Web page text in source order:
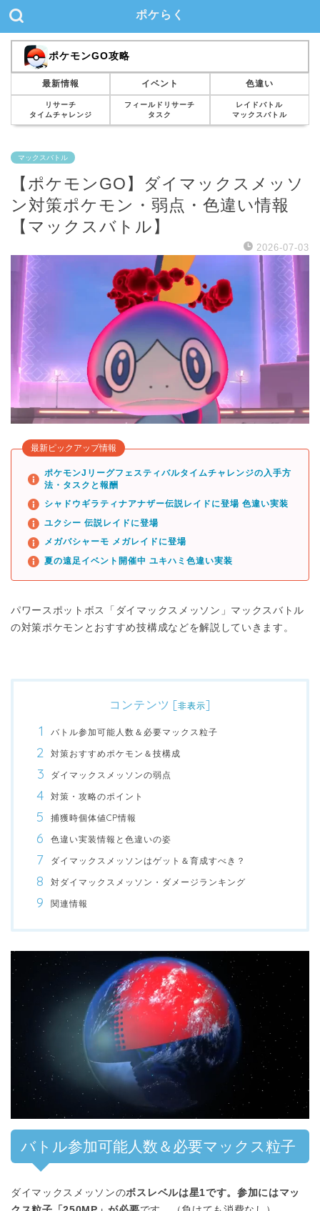
ポケらく
ポケモンGO攻略
最新情報 イベント 色違い
リサーチ
タイムチャレンジ
フィールドリサーチ
タスク
レイドバトル
マックスバトル
マックスバトル
【ポケモンGO】ダイマックスメッソ
ン対策ポケモン・弱点・色違い情報
【マックスバトル】
2026-07-03
最新ピックアップ情報
ポケモンJリーグフェスティバルタイムチャレンジの入手方
法・タスクと報酬
シャドウギラティナアナザー伝説レイドに登場 色違い実装
ユクシー 伝説レイドに登場
メガバシャーモ メガレイドに登場
夏の遠足イベント開催中 ユキハミ色違い実装
パワースポットボス「ダイマックスメッソン」マックスバトル
の対策ポケモンとおすすめ技構成などを解説していきます。
コンテンツ [非表示]
バトル参加可能人数＆必要マックス粒子
対策おすすめポケモン＆技構成
ダイマックスメッソンの弱点
対策・攻略のポイント
捕獲時個体値CP情報
色違い実装情報と色違いの姿
ダイマックスメッソンはゲット＆育成すべき？
対ダイマックスメッソン・ダメージランキング
関連情報
バトル参加可能人数＆必要マックス粒子
ダイマックスメッソンのボスレベルは星1です。参加にはマッ